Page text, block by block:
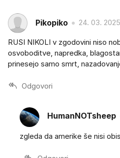
Pikopiko 24. 03.
RUSI NIKOLI v zgodovini niso
osvoboditve, napredka,
prinesejo samo smrt,
Odgovori
HumanNOTsheep
zgleda da amerike še nisi